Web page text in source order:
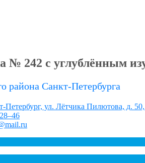
242 с углублённым
района Санкт-Петербурга
Петербург, ул. Лётчика Пилютова, д.